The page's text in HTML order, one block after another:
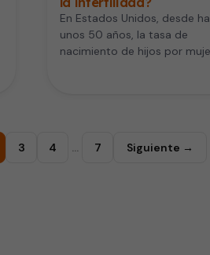
En Estados Unidos, desde
unos 50 años, la tasa de
nacimiento de hijos por
3 4 … 7 Siguiente →